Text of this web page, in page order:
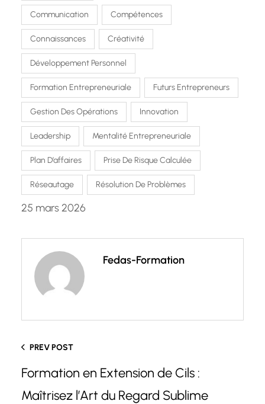
Communication Compétences
Connaissances Créativité
Développement Personnel
Formation Entrepreneuriale Futurs Entrepreneurs
Gestion Des Opérations Innovation
Leadership Mentalité Entrepreneuriale
Plan D’affaires Prise De Risque Calculée
Réseautage Résolution De Problèmes
25 mars 2026
Fedas-Formation
PREV POST
Formation en Extension de Cils :
Maîtrisez l’Art du Regard Sublime